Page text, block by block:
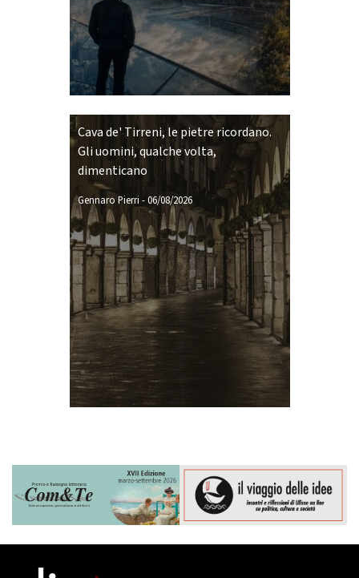
Cava de' Tirreni, le pietre ricordano.
Gli uomini, qualche volta,
dimenticano
Gennaro Pierri -06/08/2026